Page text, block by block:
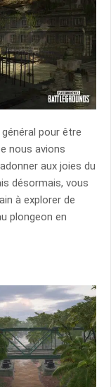
pour être
nous avions
aux joies du
désormais, vous
à explorer de
plongeon en